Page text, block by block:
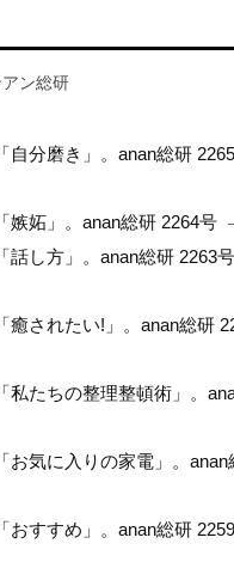
ン総研
自分磨き」。anan総研
嫉妬」。anan総研 2264号
話し方」。anan総研 2263号
癒されたい!」。anan総研
私たちの整理整頓術」。
お気に入りの家電」。anan
おすすめ」。anan総研